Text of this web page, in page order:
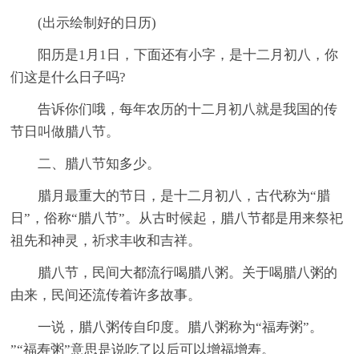
(出示绘制好的日历)
阳历是1月1日，下面还有小字，是十二月初八，你
们这是什么日子吗?
告诉你们哦，每年农历的十二月初八就是我国的传
节日叫做腊八节。
二、腊八节知多少。
腊月最重大的节日，是十二月初八，古代称为“腊
日”，俗称“腊八节”。从古时候起，腊八节都是用来祭祀
祖先和神灵，祈求丰收和吉祥。
腊八节，民间大都流行喝腊八粥。关于喝腊八粥的
由来，民间还流传着许多故事。
一说，腊八粥传自印度。腊八粥称为“福寿粥”。
”“福寿粥”意思是说吃了以后可以增福增寿。